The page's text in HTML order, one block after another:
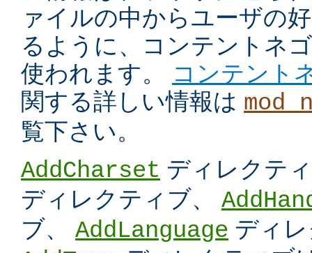
ァイルの中からユーザの
るように、コンテントネ
使われます。
コンテント
関する詳しい情報は
覧下さい。
AddCharset ディレクテ
ディレクティブ、
ブ、 AddLanguage ディ